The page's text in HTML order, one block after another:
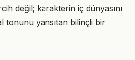
değil; karakterin iç dünyasını
tonunu yansıtan bilinçli bir